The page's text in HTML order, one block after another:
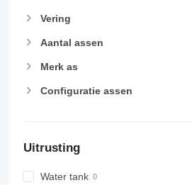
Vering
Aantal assen
Merk as
Configuratie assen
Uitrusting
Water tank